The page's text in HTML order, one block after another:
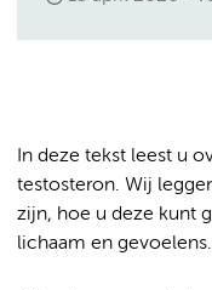
In deze tekst leest u
testosteron. Wij
zijn, hoe u deze kunt
lichaam en gevoelens.